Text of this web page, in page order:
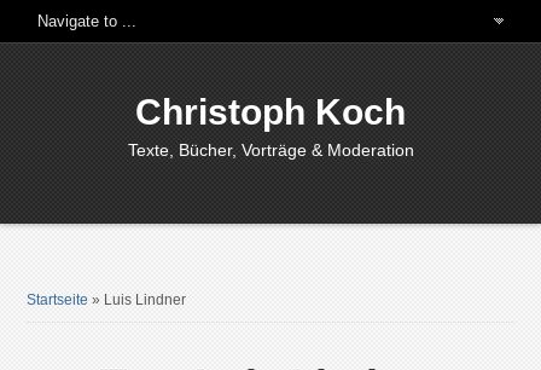
Christoph Koch
Texte, Bücher, Vorträge & Moderation
Startseite » Luis Lindner